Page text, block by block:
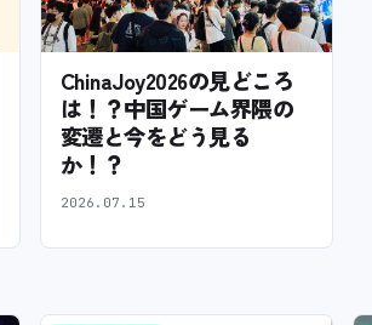
ChinaJoy2026の見どころ
は！？中国ゲーム界隈の
変遷と今をどう見る
か！？
2026.07.15